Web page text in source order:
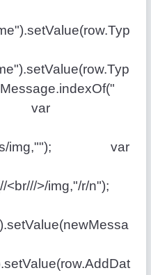
var
s/img,""); var
<br///>/img,"/r/n");